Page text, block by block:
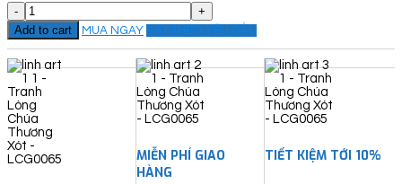
Tranh
Lòng
Chúa
Thương
Xót
-
LCG0065
quantity
Add to cart MUA NGAY ĐẶT THEO YÊU CẦU
MIỄN PHÍ GIAO
HÀNG
TIẾT KIỆM TỚI 10%